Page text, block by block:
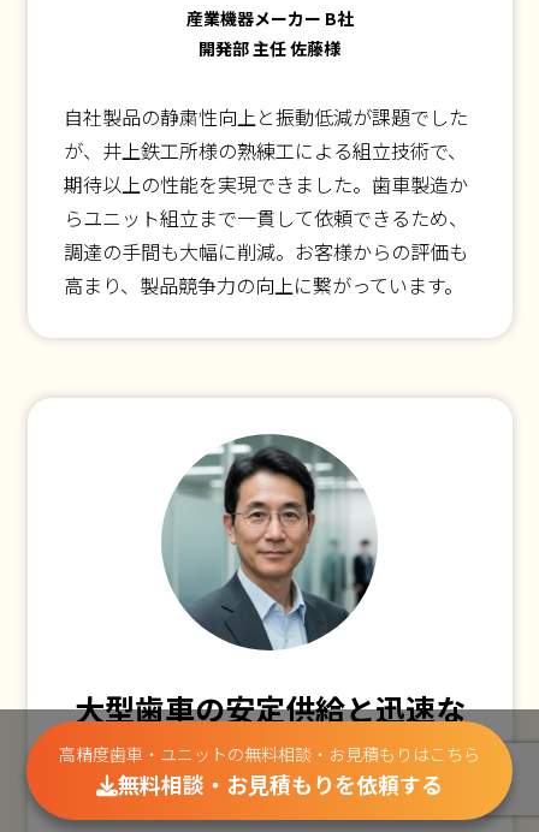
産業機器メーカー B社
開発部 主任 佐藤様
自社製品の静粛性向上と振動低減が課題でした
が、井上鉄工所様の熟練工による組立技術で、
期待以上の性能を実現できました。歯車製造か
らユニット組立まで一貫して依頼できるため、
調達の手間も大幅に削減。お客様からの評価も
高まり、製品競争力の向上に繋がっています。
大型歯車の安定供給と迅速な
メンテナンスで生産ラインを
維持
高精度歯車・ユニットの無料相談・お見積もりはこちら
無料相談・お見積もりを依頼する